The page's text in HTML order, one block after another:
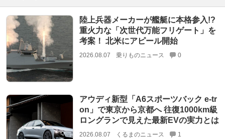
陸上兵器メーカーが艦艇に本格参入!?
重火力な「次世代万能フリゲート」を
考案！ 北米にアピール開始
2026.08.07 乗りものニュース 0
アウディ新型「A6スポーツバック e-tr
on」で東京から京都へ 往復1000km級
ロングランで見えた最新EVの実力とは
2026.08.07 くるまのニュース 1